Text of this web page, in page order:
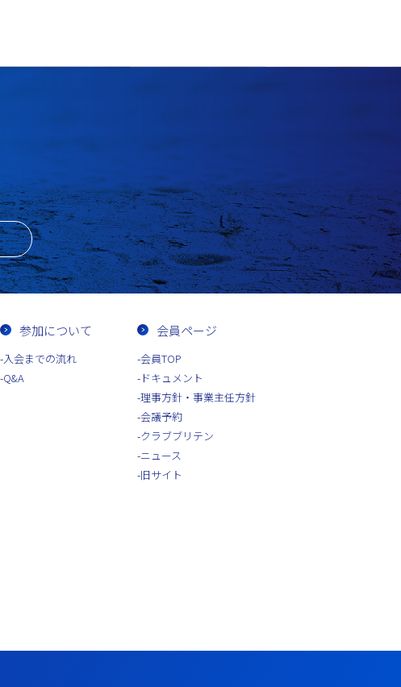
参加について
入会までの流れ
Q&A
会員ページ
会員TOP
ドキュメント
理事方針・事業主任方針
会議予約
クラブブリテン
ニュース
旧サイト